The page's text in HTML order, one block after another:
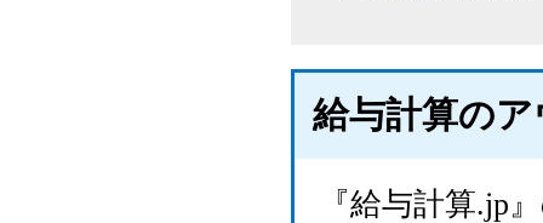
給与計算の
『給与計算.jp